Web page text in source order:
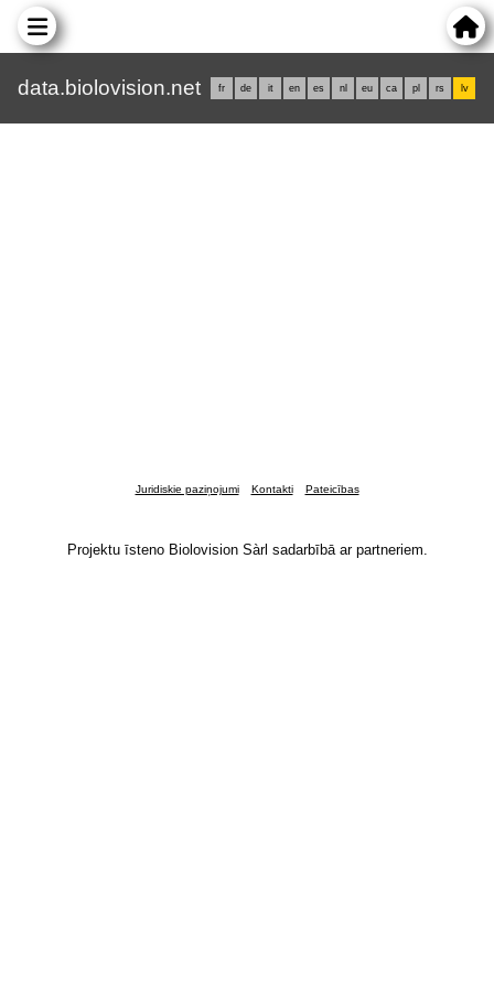
data.biolovision.net fr de it en es nl eu ca pl rs lv
Juridiskie paziņojumi Kontakti Pateicības
Projektu īsteno Biolovision Sàrl sadarbībā ar partneriem.